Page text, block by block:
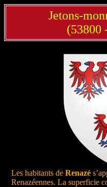
Jetons-
(53800
Les habitants de Renazé
Renazéennes. La superficie